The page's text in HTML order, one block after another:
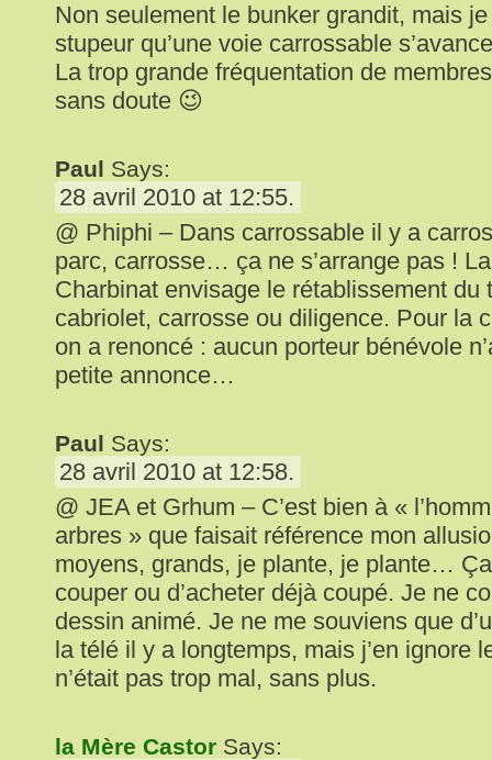
Non seulement le bunker grandit, mais
stupeur qu’une voie carrossable
La trop grande fréquentation de
sans doute 😉
Paul Says:
28 avril 2010 at 12:55.
@ Phiphi – Dans carrossable il y a
parc, carrosse… ça ne s’arrange pas !
Charbinat envisage le rétablissement du
cabriolet, carrosse ou diligence. Pour la
on a renoncé : aucun porteur bénévole
petite annonce…
Paul Says:
28 avril 2010 at 12:58.
@ JEA et Grhum – C’est bien à «
arbres » que faisait référence mon
moyens, grands, je plante, je plante…
couper ou d’acheter déjà coupé. Je ne
dessin animé. Je ne me souviens que
la télé il y a longtemps, mais j’en ignore
n’était pas trop mal, sans plus.
la Mère Castor Says: